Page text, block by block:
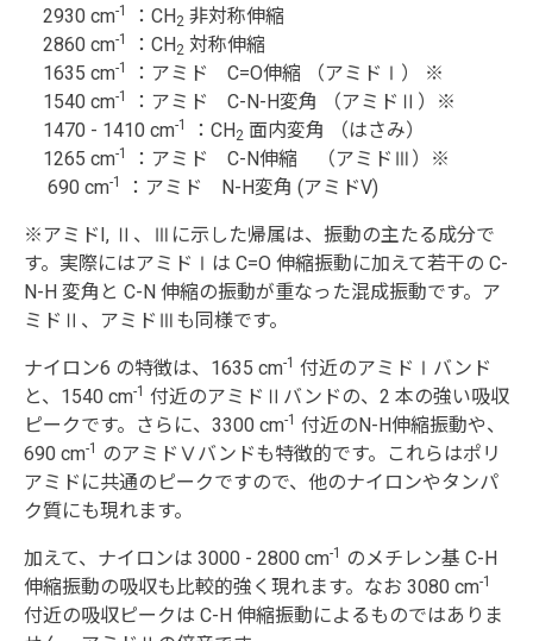
2930 cm-1 ：CH2 非対称伸縮
2860 cm-1 ：CH2 対称伸縮
1635 cm-1
：アミド C=O伸縮 （アミドⅠ） ※
1540 cm-1
：アミド C-N-H変角 （アミドⅡ）※
1470 - 1410 cm-1 ：CH2 面内変角 （はさみ）
1265 cm-1
：アミド C-N伸縮 （アミドⅢ）※
690 cm-1 ：アミド N-H変角 (アミドV)
※アミドI, Ⅱ、Ⅲに示した帰属は、振動の主たる成分で
す。実際にはアミドⅠは C=O 伸縮振動に加えて若干の C-
N-H 変角と C-N 伸縮の振動が重なった混成振動です。ア
ミドⅡ、アミドⅢも同様です。
ナイロン6 の特徴は、1635 cm-1 付近のアミドⅠバンド
と、1540 cm-1 付近のアミドⅡバンドの、2 本の強い吸収
ピークです。さらに、3300 cm-1 付近のN-H伸縮振動や、
690 cm-1
のアミドⅤバンドも特徴的です。これらはポリ
アミドに共通のピークですので、他のナイロンやタンパ
ク質にも現れます。
加えて、ナイロンは 3000 - 2800 cm-1
のメチレン基 C-H
伸縮振動の吸収も比較的強く現れます。なお 3080 cm-1
付近の吸収ピークは C-H 伸縮振動によるものではありま